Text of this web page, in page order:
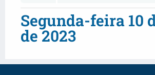
Segunda-feira 10
de 2023